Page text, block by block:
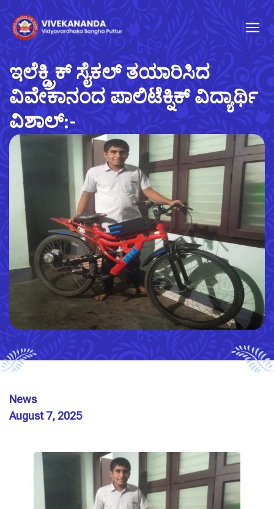
ಇಲೆಕ್ಡ್ರಿಕ್ ಸೈಕಲ್ ತಯಾರಿಸಿದ
ವಿವೇಕಾನಂದ ಪಾಲಿಟೆಕ್ನಿಕ್ ವಿದ್ಯಾರ್ಥಿ
ವಿಶಾಲ್:-
News
August 7, 2025